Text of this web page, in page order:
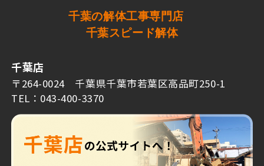
千葉の解体工事専門店
千葉スピード解体
千葉店
〒264-0024 千葉県千葉市若葉区高品町250-1
TEL：043-400-3370